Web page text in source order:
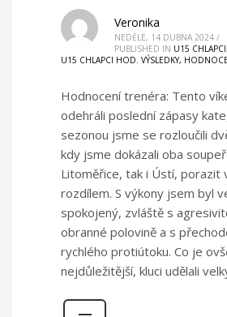
Veronika
NEDĚLE, 14 DUBNA 2024 /
PUBLISHED IN U15 CHLAPCI
U15 CHLAPCI HOD, VÝSLEDKY,
Hodnocení trenéra: Tento
odehráli poslední zápasy
sezonou jsme se rozloučili
kdy jsme dokázali oba
Litoměřice, tak i Ústí, porazit
rozdílem. S výkony jsem byl
spokojený, zvláště s
obranné polovině a s
rychlého protiútoku. Co je
nejdůležitější, kluci udělali